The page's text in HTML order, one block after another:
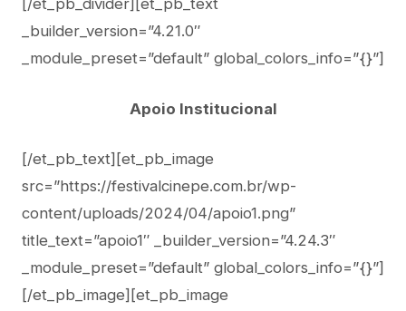
[/et_pb_divider][et_pb_text
_builder_version=”4.21.0″
_module_preset=”default” global_colors_info=”{}”]
Apoio Institucional
[/et_pb_text][et_pb_image
src=”https://festivalcinepe.com.br/wp-
content/uploads/2024/04/apoio1.png”
title_text=”apoio1″ _builder_version=”4.24.3″
_module_preset=”default” global_colors_info=”{}”]
[/et_pb_image][et_pb_image